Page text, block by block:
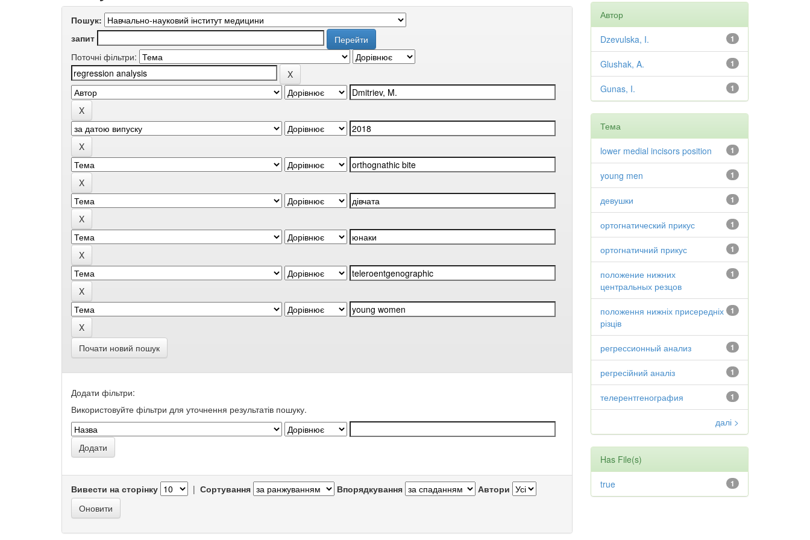
Пошук:
запит
Поточні фільтри:
Почати новий пошук
Додати фільтри:
Використовуйте фільтри для уточнення результатів пошуку.
Вивести на сторінку | Сортування Впорядкування Автори
Автор
1
Dzevulska, I.
1
Glushak, A.
1
Gunas, I.
Тема
1
lower medial incisors position
1
young men
1
девушки
1
ортогнатический прикус
1
ортогнатичний прикус
1
положение нижних
центральных резцов
1
положення нижніх присередніх
різців
1
регрессионный анализ
1
регресійний аналіз
1
телерентгенография
далі >
Has File(s)
1
true